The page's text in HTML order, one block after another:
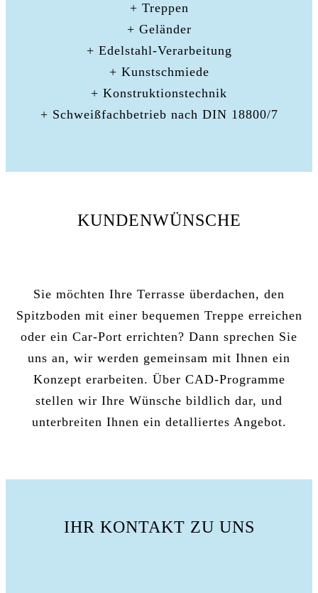
+ Treppen
+ Geländer
+ Edelstahl-Verarbeitung
+ Kunstschmiede
+ Konstruktionstechnik
+ Schweißfachbetrieb nach DIN 18800/7
KUNDENWÜNSCHE
Sie möchten Ihre Terrasse überdachen, den
Spitzboden mit einer bequemen Treppe erreichen
oder ein Car-Port errichten? Dann sprechen Sie
uns an, wir werden gemeinsam mit Ihnen ein
Konzept erarbeiten. Über CAD-Programme
stellen wir Ihre Wünsche bildlich dar, und
unterbreiten Ihnen ein detalliertes Angebot.
IHR KONTAKT ZU UNS